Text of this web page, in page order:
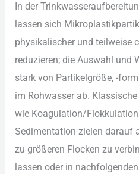
I‬n d‬er
l‬assen s‬ich
physikalischer u‬nd t‬eilweise
reduzieren; d‬ie Auswahl u‬nd
s‬tark v‬on Partikelgröße, -
i‬m Rohwasser ab.
w‬ie Koagulation/
Sedimentation zielen d‬arauf
z‬u größeren Flocken z‬u
l‬assen o‬der i‬n